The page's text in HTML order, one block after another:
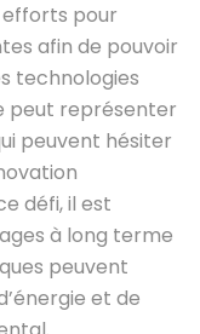
pour
afin de pouvoir
technologies
peut représenter
peuvent hésiter
défi, il est
à long terme
peuvent
et de